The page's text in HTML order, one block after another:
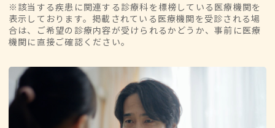
※該当する疾患に関連する診療科を標榜している医療機関を
表示しております。掲載されている医療機関を受診される場
合は、ご希望の診療内容が受けられるかどうか、事前に医療
機関に直接ご確認ください。